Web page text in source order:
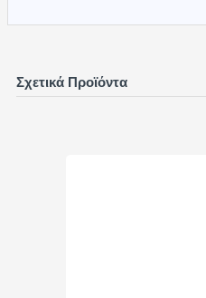
Σχετικά Προϊόντα